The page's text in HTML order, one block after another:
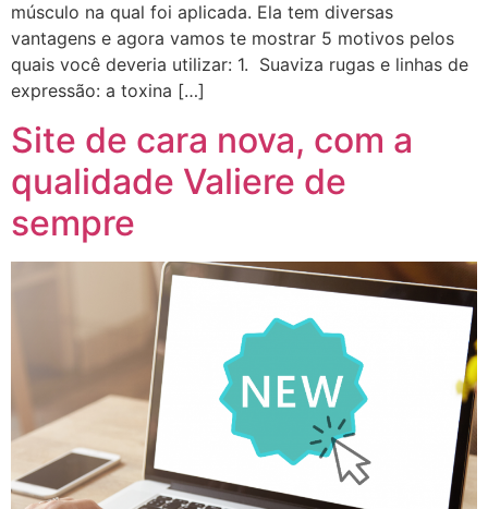
músculo na qual foi aplicada. Ela tem diversas
vantagens e agora vamos te mostrar 5 motivos pelos
quais você deveria utilizar: 1. Suaviza rugas e linhas de
expressão: a toxina […]
Site de cara nova, com a
qualidade Valiere de
sempre